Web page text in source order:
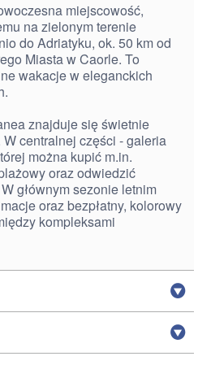
miejscowość,
na zielonym terenie
do Adriatyku, ok. 50 km od
Miasta w Caorle. To
wakacje w eleganckich
znajduje się świetnie
centralnej części - galeria
można kupić m.in.
oraz odwiedzić
głównym sezonie letnim
oraz bezpłatny, kolorowy
kompleksami